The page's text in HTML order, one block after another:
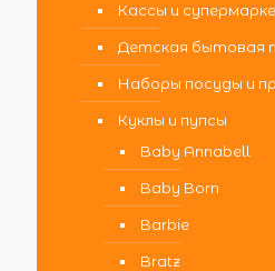
Кассы и
Детская бытовая
Наборы посуды и
Куклы и пупсы
Baby Annabell
Baby Born
Barbie
Bratz